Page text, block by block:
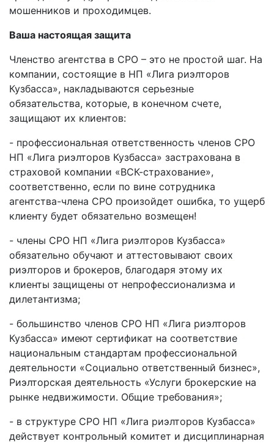
мошенников и проходимцев.
Ваша настоящая защита
Членство агентства в СРО – это не простой шаг. На
компании, состоящие в НП «Лига риэлторов
Кузбасса», накладываются серьезные
обязательства, которые, в конечном счете,
защищают их клиентов:
- профессиональная ответственность членов СРО
НП «Лига риэлторов Кузбасса» застрахована в
страховой компании «ВСК-страхование»,
соответственно, если по вине сотрудника
агентства-члена СРО произойдет ошибка, то ущерб
клиенту будет обязательно возмещен!
- члены СРО НП «Лига риэлторов Кузбасса»
обязательно обучают и аттестовывают своих
риэлторов и брокеров, благодаря этому их
клиенты защищены от непрофессионализма и
дилетантизма;
- большинство членов СРО НП «Лига риэлторов
Кузбасса» имеют сертификат на соответствие
национальным стандартам профессиональной
деятельности «Социально ответственный бизнес»,
Риэлторская деятельность «Услуги брокерские на
рынке недвижимости. Общие требования»;
- в структуре СРО НП «Лига риэлторов Кузбасса»
действует контрольный комитет и дисциплинарная